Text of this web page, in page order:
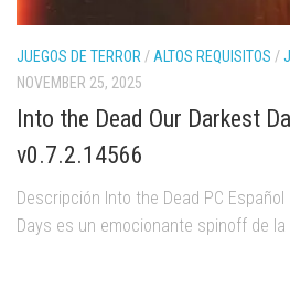
JUEGOS DE TERROR / ALTOS REQUISITOS /
NOVEMBER 25, 2025
Into the Dead Our Darkest
v0.7.2.14566
Descripción Into the Dead PC
Days es un emocionante spinoff de la